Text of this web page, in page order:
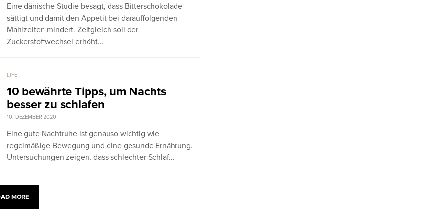
Eine dänische Studie besagt, dass Bitterschokolade
sättigt und damit den Appetit bei darauffolgenden
Mahlzeiten mindert. Zeitgleich soll der
Zuckerstoffwechsel erhöht…
LIFE
10 bewährte Tipps, um Nachts
besser zu schlafen
10. DEZEMBER 2020
Eine gute Nachtruhe ist genauso wichtig wie
regelmäßige Bewegung und eine gesunde Ernährung.
Untersuchungen zeigen, dass schlechter Schlaf…
MORE